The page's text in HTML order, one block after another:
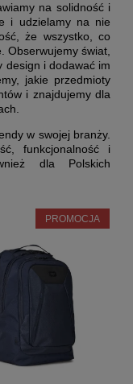
na solidność i
i udzielamy na nie
że wszystko, co
Obserwujemy świat,
design i dodawać im
jakie przedmioty
i znajdujemy dla
w swojej branży.
funkcjonalność i
dla Polskich
PROMOCJA